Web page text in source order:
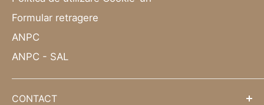
Formular retragere
ANPC
ANPC - SAL
CONTACT